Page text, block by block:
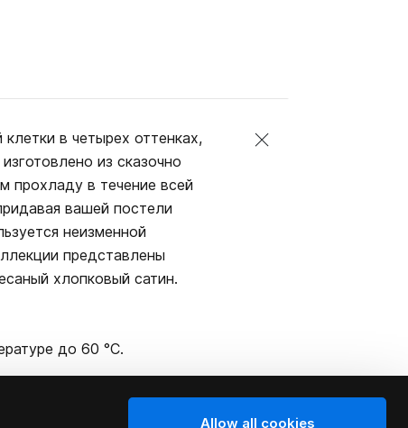
Allow all cookies
в четырех оттенках,
из сказочно
прохладу в течение всей
вашей постели
неизменной
представлены
хлопковый сатин.
до 60 °C.